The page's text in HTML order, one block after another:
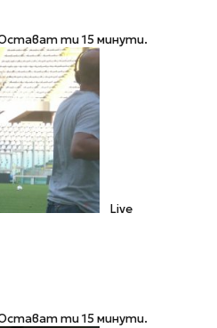
Остават ти 15 минути.
Live
Остават ти 15 минути.